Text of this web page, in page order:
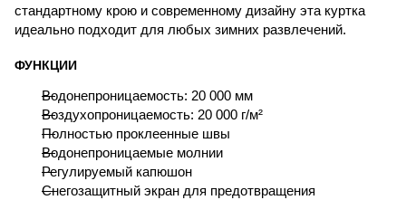
стандартному крою и современному дизайну эта куртка
идеально подходит для любых зимних развлечений.
ФУНКЦИИ
Водонепроницаемость: 20 000 мм
Воздухопроницаемость: 20 000 г/м²
Полностью проклеенные швы
Водонепроницаемые молнии
Регулируемый капюшон
Снегозащитный экран для предотвращения